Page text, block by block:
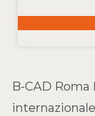
B-CAD Roma